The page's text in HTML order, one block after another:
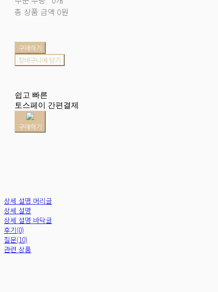
총 상품 금액 0원
구매하기
장바구니에 담기
쉽고 빠른
토스페이 간편결제
구매하기
상세 설명 머리글
상세 설명
상세 설명 바닥글
후기(0)
질문(10)
관련 상품